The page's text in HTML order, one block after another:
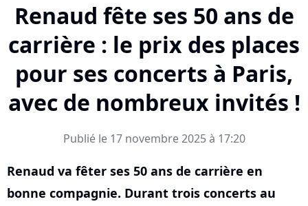
Renaud fête ses 50 ans de
carrière : le prix des places
pour ses concerts à Paris,
avec de nombreux invités !
Publié le 17 novembre 2025 à 17:20
Renaud va fêter ses 50 ans de carrière en
bonne compagnie. Durant trois concerts au